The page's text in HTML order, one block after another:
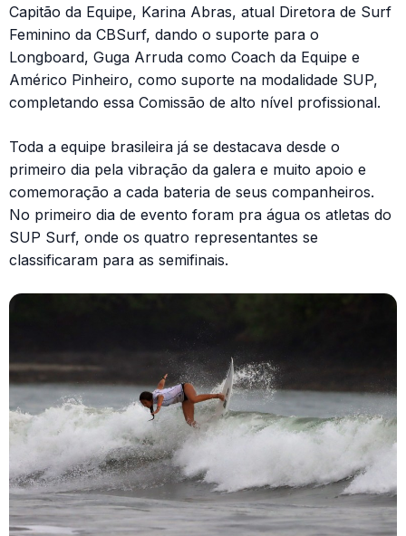
Capitão da Equipe, Karina Abras, atual Diretora de Surf
Feminino da CBSurf, dando o suporte para o
Longboard, Guga Arruda como Coach da Equipe e
Américo Pinheiro, como suporte na modalidade SUP,
completando essa Comissão de alto nível profissional.
Toda a equipe brasileira já se destacava desde o
primeiro dia pela vibração da galera e muito apoio e
comemoração a cada bateria de seus companheiros.
No primeiro dia de evento foram pra água os atletas do
SUP Surf, onde os quatro representantes se
classificaram para as semifinais.